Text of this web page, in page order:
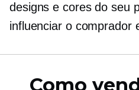
designs e cores do seu
influenciar o comprador
Como